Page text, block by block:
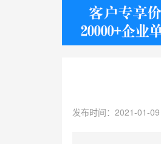
发布时间：2021-01-